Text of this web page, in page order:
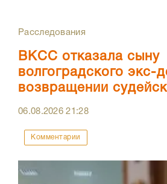
Расследования
ВКСС отказала сыну
волгоградского экс-
возвращении
06.08.202621:28
Комментарии